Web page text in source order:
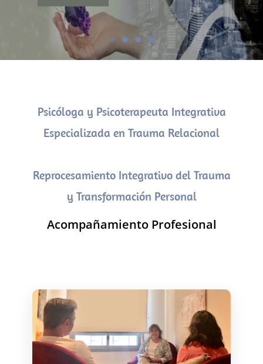
Psicóloga y Psicoterapeuta Integrativa
Especializada en Trauma Relacional
Reprocesamiento Integrativo del Trauma
y Transformación Personal
Acompañamiento Profesional